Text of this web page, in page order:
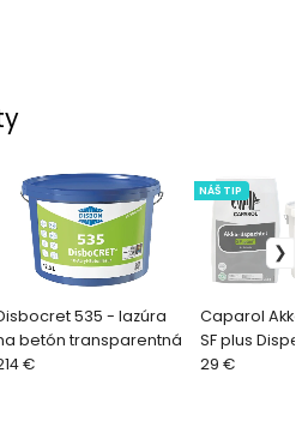
535 - lazúra
betón transparentná
€
Caparol
SF plus
určený k
NÁŠ TIP
29 €